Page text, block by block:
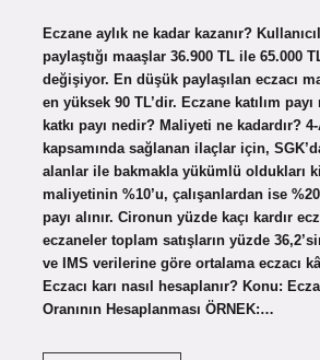
Eczane aylık ne kadar kazanır?
paylaştığı maaşlar 36.900 TL ile 65.000
değişiyor. En düşük paylaşılan eczacı
en yüksek 90 TL’dir. Eczane katılım
katkı payı nedir? Maliyeti ne kadardır?
kapsamında sağlanan ilaçlar için,
alanlar ile bakmakla yükümlü oldukları
maliyetinin %10’u, çalışanlardan ise
payı alınır. Cironun yüzde kaçı kardır
eczaneler toplam satışların yüzde
ve IMS verilerine göre ortalama eczacı
Eczacı karı nasıl hesaplanır? Konu:
Oranının Hesaplanması ÖRNEK:…